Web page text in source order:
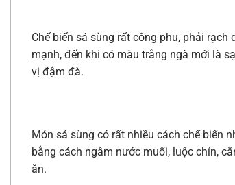
Chế biến sá sùng rất công phu, phải
mạnh, đến khi có màu trắng ngà mới là
vị đậm đà.
Món sá sùng có rất nhiều cách chế biến
bằng cách ngâm nước muối, luộc chín,
ăn.